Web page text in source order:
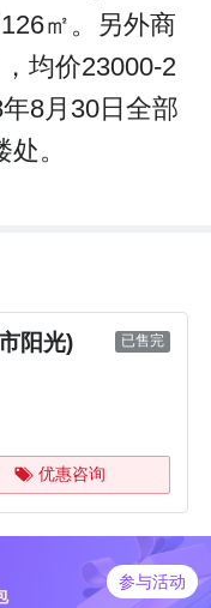
㎡。另外商
均价23000-2
8月30日全部
。
阳光) 已售完
优惠咨询
参与活动